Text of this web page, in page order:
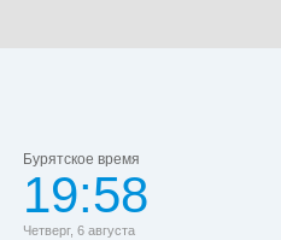
Бурятское время
19:58
Четверг, 6 августа